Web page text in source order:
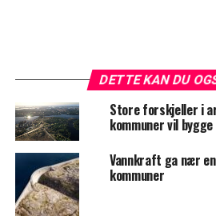
DETTE KAN DU
Store forskjeller i
kommuner vil
Vannkraft ga nær
kommuner